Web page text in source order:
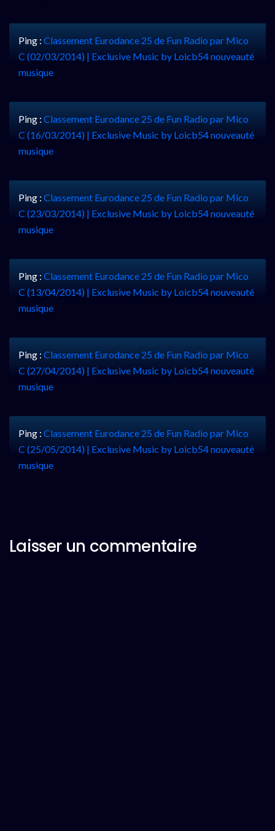
Ping : Classement Eurodance 25 de Fun Radio par Mico
C (02/03/2014) | Exclusive Music by Loicb54 nouveauté
musique
Ping : Classement Eurodance 25 de Fun Radio par Mico
C (16/03/2014) | Exclusive Music by Loicb54 nouveauté
musique
Ping : Classement Eurodance 25 de Fun Radio par Mico
C (23/03/2014) | Exclusive Music by Loicb54 nouveauté
musique
Ping : Classement Eurodance 25 de Fun Radio par Mico
C (13/04/2014) | Exclusive Music by Loicb54 nouveauté
musique
Ping : Classement Eurodance 25 de Fun Radio par Mico
C (27/04/2014) | Exclusive Music by Loicb54 nouveauté
musique
Ping : Classement Eurodance 25 de Fun Radio par Mico
C (25/05/2014) | Exclusive Music by Loicb54 nouveauté
musique
Laisser un commentaire